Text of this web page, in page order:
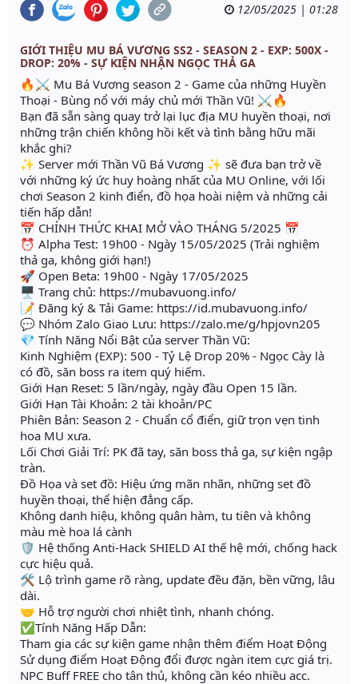
12/05/2025 | 01:28
GIỚI THIỆU MU BÁ VƯƠNG SS2 - SEASON 2 - EXP: 500X -
DROP: 20% - SỰ KIỆN NHẬN NGỌC THẢ GA
🔥⚔️ Mu Bá Vương season 2 - Game của những Huyền
Thoại - Bùng nổ với máy chủ mới Thần Vũ! ⚔️🔥
Bạn đã sẵn sàng quay trở lại lục địa MU huyền thoại, nơi
những trận chiến không hồi kết và tình bằng hữu mãi
khắc ghi?
✨ Server mới Thần Vũ Bá Vương ✨ sẽ đưa bạn trở về
với những ký ức huy hoàng nhất của MU Online, với lối
chơi Season 2 kinh điển, đồ họa hoài niệm và những cải
tiến hấp dẫn!
📅 CHÍNH THỨC KHAI MỞ VÀO THÁNG 5/2025 📅
⏰ Alpha Test: 19h00 - Ngày 15/05/2025 (Trải nghiệm
thả ga, không giới hạn!)
🚀 Open Beta: 19h00 - Ngày 17/05/2025
🖥 Trang chủ: https://mubavuong.info/
📝 Đăng ký & Tải Game: https://id.mubavuong.info/
💬 Nhóm Zalo Giao Lưu: https://zalo.me/g/hpjovn205
💎 Tính Năng Nổi Bật của server Thần Vũ:
Kinh Nghiệm (EXP): 500 - Tỷ Lệ Drop 20% - Ngọc Cày là
có đồ, săn boss ra item quý hiếm.
Giới Hạn Reset: 5 lần/ngày, ngày đầu Open 15 lần.
Giới Hạn Tài Khoản: 2 tài khoản/PC
Phiên Bản: Season 2 - Chuẩn cổ điển, giữ trọn vẹn tinh
hoa MU xưa.
Lối Chơi Giải Trí: PK đã tay, săn boss thả ga, sự kiện ngập
tràn.
Đồ Họa và set đồ: Hiệu ứng mãn nhãn, những set đồ
huyền thoại, thể hiện đẳng cấp.
Không danh hiệu, không quân hàm, tu tiên và không
màu mè hoa lá cành
🛡️ Hệ thống Anti-Hack SHIELD AI thế hệ mới, chống hack
cực hiệu quả.
🛠️ Lộ trình game rõ ràng, update đều đặn, bền vững, lâu
dài.
🤝 Hỗ trợ người chơi nhiệt tình, nhanh chóng.
✅Tính Năng Hấp Dẫn:
Tham gia các sự kiện game nhận thêm điểm Hoạt Động
Sử dụng điểm Hoạt Động đổi được ngàn item cực giá trị.
NPC Buff FREE cho tân thủ, không cần kéo nhiều acc.